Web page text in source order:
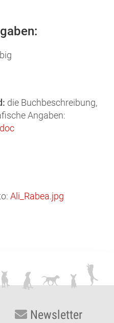
die Buchbeschreibung,
Angaben:
Ali_Rabea.jpg
Newsletter